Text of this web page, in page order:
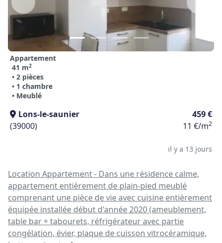
Appartement
41 m2
• 2 pièces
• 1 chambre
• Meublé
Lons-le-saunier
459 €
(39000)
11 €/m2
il y a 13 jours
Location Appartement - Dans une résidence calme,
appartement entièrement de plain-pied meublé
comprenant une pièce de vie avec cuisine entièrement
équipée installée début d'année 2020 (ameublement,
table bar + tabourets, réfrigérateur avec partie
congélation, évier, plaque de cuisson vitrocéramique,